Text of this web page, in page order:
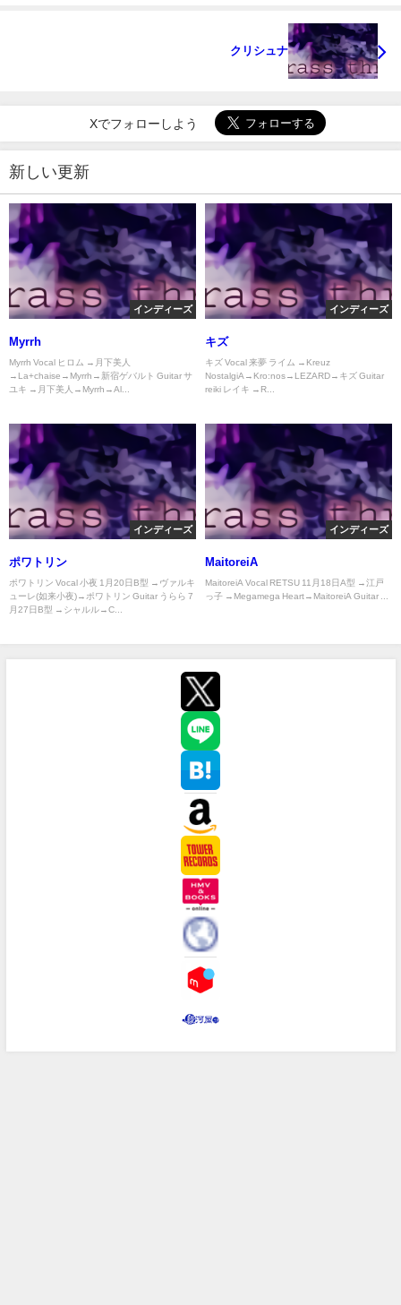
クリシュナ
Xでフォローしよう
新しい更新
インディーズ
Myrrh
Myrrh Vocal ヒロム →月下美人
→La+chaise→Myrrh→新宿ゲバルト Guitar サ
ユキ →月下美人→Myrrh→Al...
インディーズ
キズ
キズ Vocal 来夢 ライム →Kreuz
NostalgiA→Kro:nos→LEZARD→キズ Guitar
reiki レイキ →R...
インディーズ
ポワトリン
ポワトリン Vocal 小夜 1月20日B型 →ヴァルキ
ューレ(如来小夜)→ポワトリン Guitar うらら 7
月27日B型 →シャルル→C...
インディーズ
MaitoreiA
MaitoreiA Vocal RETSU 11月18日A型 →江戸
っ子 →Megamega Heart→MaitoreiA Guitar ...